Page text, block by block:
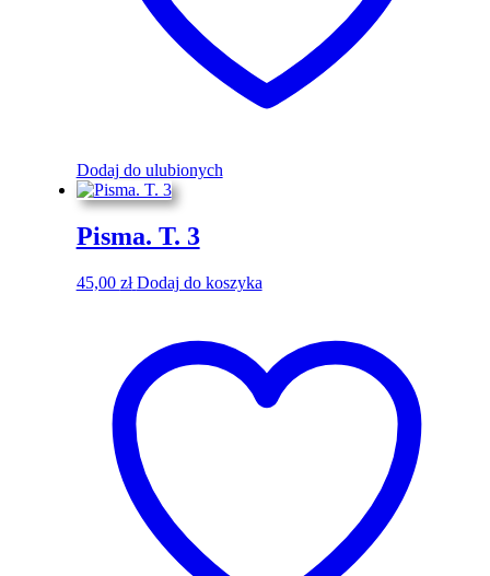
Dodaj do ulubionych
Pisma. T. 3
45,00 zł Dodaj do koszyka